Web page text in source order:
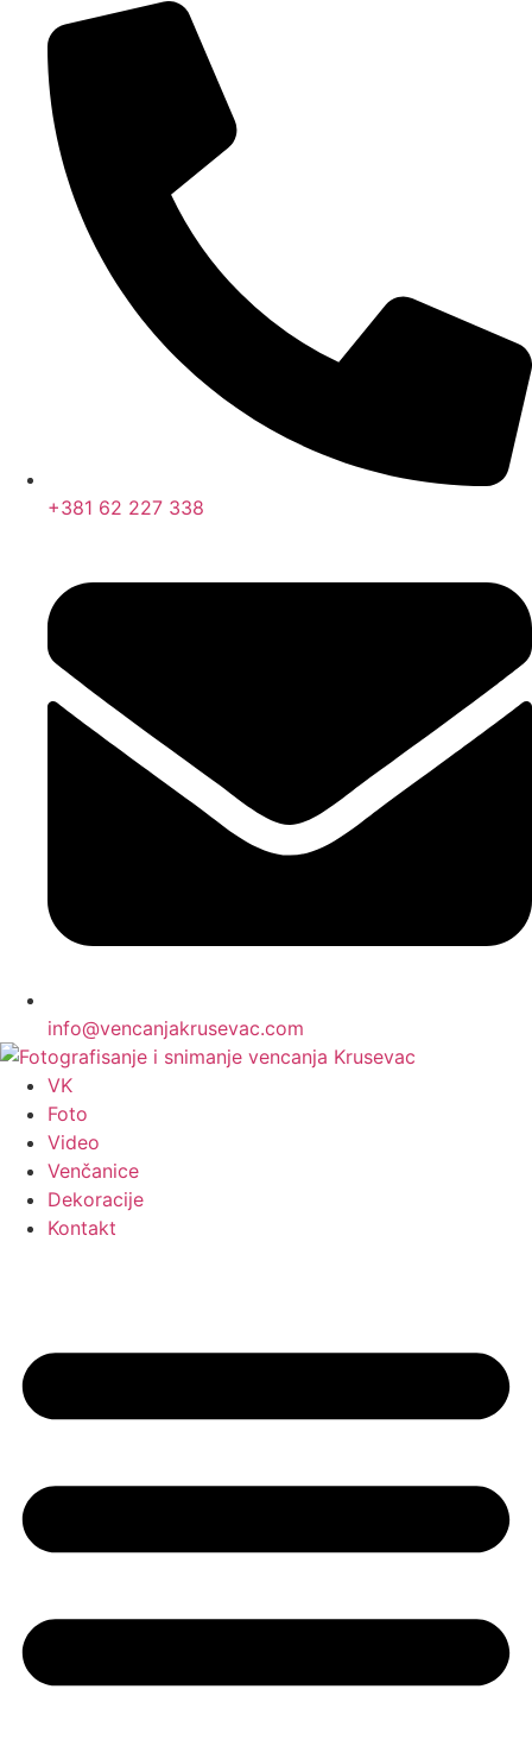
+381 62 227 338
info@vencanjakrusevac.com
VK
Foto
Video
Venčanice
Dekoracije
Kontakt